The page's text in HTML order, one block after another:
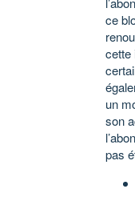
ce
cette
un
son
pas